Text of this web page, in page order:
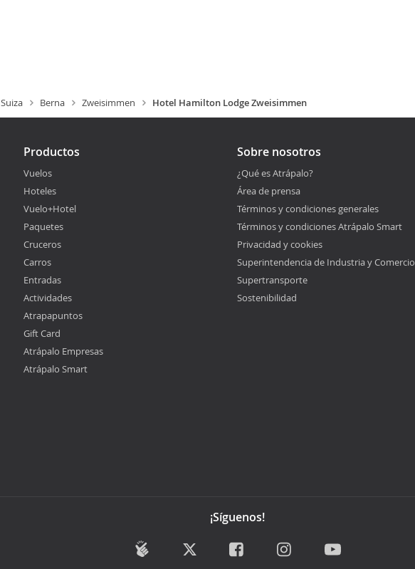
Suiza Berna Zweisimmen Hotel Hamilton Lodge Zweisimmen
Productos
Vuelos
Hoteles
Vuelo+Hotel
Paquetes
Cruceros
Carros
Entradas
Actividades
Atrapapuntos
Gift Card
Atrápalo Empresas
Atrápalo Smart
Sobre nosotros
¿Qué es Atrápalo?
Área de prensa
Términos y condiciones generales
Términos y condiciones Atrápalo Smart
Privacidad y cookies
Superintendencia de Industria y Comercio
Supertransporte
Sostenibilidad
¡Síguenos!